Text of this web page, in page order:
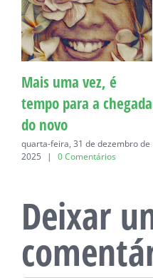
Mais uma vez, é
tempo para a chegada
do novo
quarta-feira, 31 de dezembro de
2025
| 0 Comentários
Deixar